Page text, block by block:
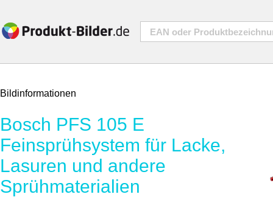
Bildinformationen
Bosch PFS 105 E
Feinsprühsystem für Lacke,
Lasuren und andere
Sprühmaterialien